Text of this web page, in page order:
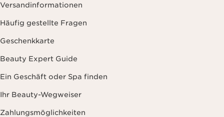
Versandinformationen
Häufig gestellte Fragen
Geschenkkarte
Beauty Expert Guide
Ein Geschäft oder Spa finden
Ihr Beauty-Wegweiser
Zahlungsmöglichkeiten